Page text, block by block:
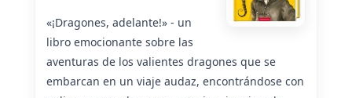
«¡Dragones, adelante!» - un
libro emocionante sobre las
aventuras de los valientes dragones que se
embarcan en un viaje audaz, encontrándose con